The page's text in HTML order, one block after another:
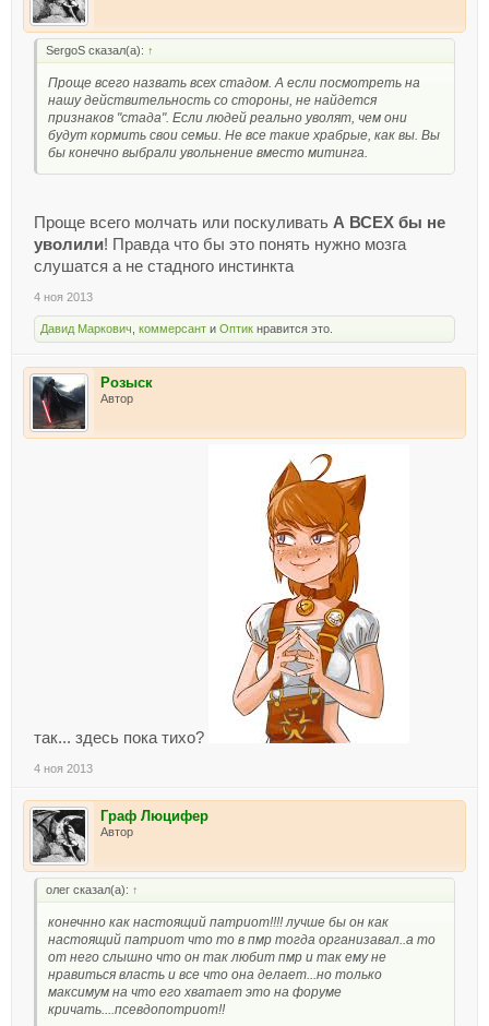
SergoS сказал(а): ↑
Проще всего назвать всех стадом. А если посмотреть на
нашу действительность со стороны, не найдется
признаков "стада". Если людей реально уволят, чем они
будут кормить свои семьи. Не все такие храбрые, как вы. Вы
бы конечно выбрали увольнение вместо митинга.
Проще всего молчать или поскуливать А ВСЕХ бы не
уволили! Правда что бы это понять нужно мозга
слушатся а не стадного инстинкта
4 ноя 2013
Давид Маркович коммерсант и Оптик нравится это.
Розыск
Автор
так... здесь пока тихо?
4 ноя 2013
Граф Люцифер
Автор
олег сказал(а): ↑
конечнно как настоящий патриот!!!! лучше бы он как
настоящий патриот что то в пмр тогда организавал..а то
от него слышно что он так любит пмр и так ему не
нравиться власть и все что она делает...но только
максимум на что его хватает это на форуме
кричать....псевдопотриот!!